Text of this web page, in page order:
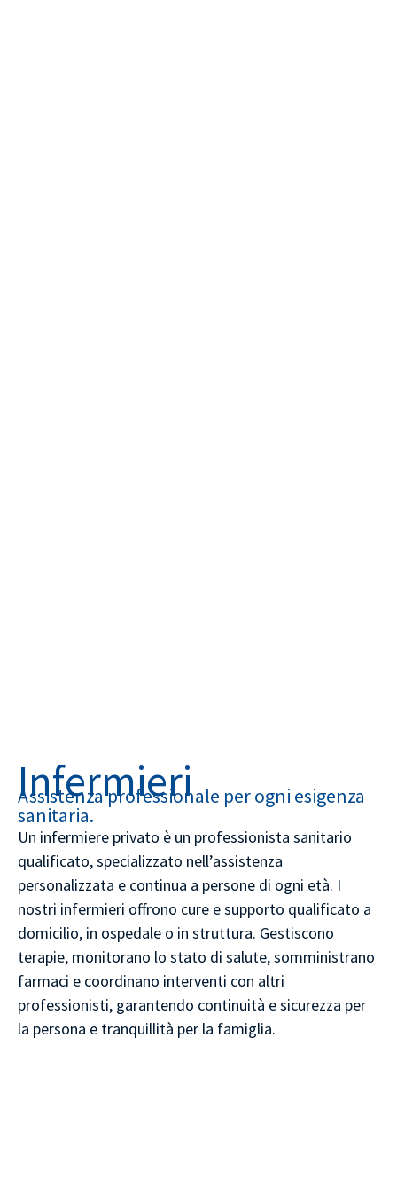
Infermieri
Assistenza professionale per ogni esigenza
sanitaria.
Un infermiere privato è un professionista sanitario
qualificato, specializzato nell’assistenza
personalizzata e continua a persone di ogni età. I
nostri infermieri offrono cure e supporto qualificato a
domicilio, in ospedale o in struttura. Gestiscono
terapie, monitorano lo stato di salute, somministrano
farmaci e coordinano interventi con altri
professionisti, garantendo continuità e sicurezza per
la persona e tranquillità per la famiglia.